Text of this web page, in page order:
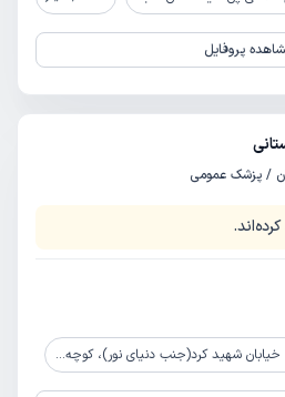
پروفایل
/ پزشک عمومی
کرد(جنب دنیای نور)، کوچه شهید ترکستانی، پلاک ا، واحد 5